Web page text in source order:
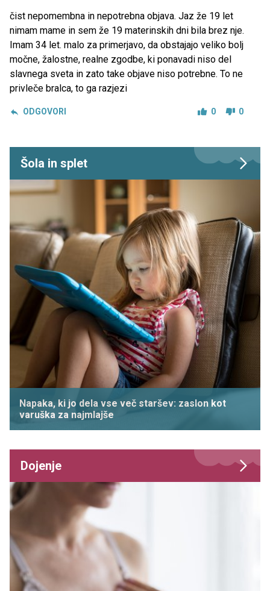
čist nepomembna in nepotrebna objava. Jaz že 19 let
nimam mame in sem že 19 materinskih dni bila brez nje.
Imam 34 let. malo za primerjavo, da obstajajo veliko bolj
močne, žalostne, realne zgodbe, ki ponavadi niso del
slavnega sveta in zato take objave niso potrebne. To ne
privleče bralca, to ga razjezi
ODGOVORI 0 0
Šola in splet
Napaka, ki jo dela vse več staršev: zaslon kot
varuška za najmlajše
Dojenje